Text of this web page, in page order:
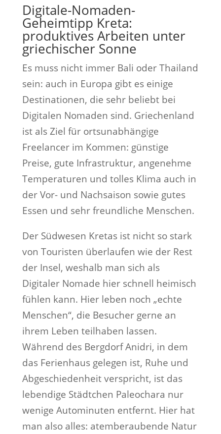
Digitale-Nomaden-
Geheimtipp Kreta:
produktives Arbeiten unter
griechischer Sonne
Es muss nicht immer Bali oder Thailand
sein: auch in Europa gibt es einige
Destinationen, die sehr beliebt bei
Digitalen Nomaden sind. Griechenland
ist als Ziel für ortsunabhängige
Freelancer im Kommen: günstige
Preise, gute Infrastruktur, angenehme
Temperaturen und tolles Klima auch in
der Vor- und Nachsaison sowie gutes
Essen und sehr freundliche Menschen.
Der Südwesen Kretas ist nicht so stark
von Touristen überlaufen wie der Rest
der Insel, weshalb man sich als
Digitaler Nomade hier schnell heimisch
fühlen kann. Hier leben noch „echte
Menschen“, die Besucher gerne an
ihrem Leben teilhaben lassen.
Während des Bergdorf Anidri, in dem
das Ferienhaus gelegen ist, Ruhe und
Abgeschiedenheit verspricht, ist das
lebendige Städtchen Paleochara nur
wenige Autominuten entfernt. Hier hat
man also alles: atemberaubende Natur